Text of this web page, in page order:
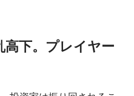
高下。プレイヤー